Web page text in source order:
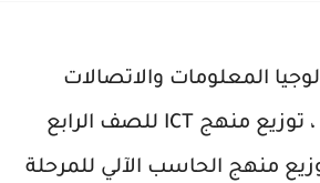
المعلومات والاتصالات
للمرحلة الابتدائية ، توزيع منهج ICT للصف الرابع
2024 ، توزيع منهج الحاسب الآلي للمرحلة